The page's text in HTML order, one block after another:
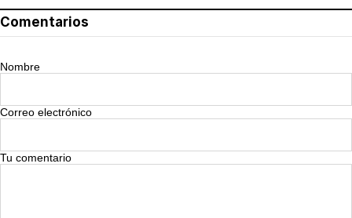
Comentarios
Nombre
Correo electrónico
Tu comentario